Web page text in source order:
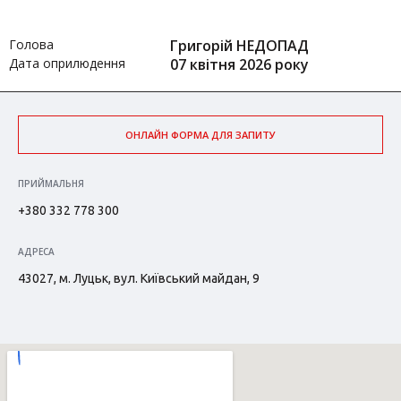
Голова Григорій НЕДОПАД
Дата оприлюдення 07 квітня 2026 року
ОНЛАЙН ФОРМА ДЛЯ ЗАПИТУ
ПРИЙМАЛЬНЯ
+380 332 778 300
АДРЕСА
43027, м. Луцьк, вул. Київський майдан, 9